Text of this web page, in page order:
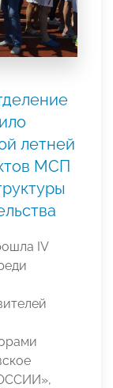
летней
МСП
IV